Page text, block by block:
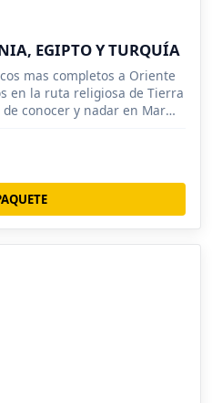
EGIPTO Y TURQUÍA
mas completos a Oriente
en la ruta religiosa de Tierra
conocer y nadar en Mar